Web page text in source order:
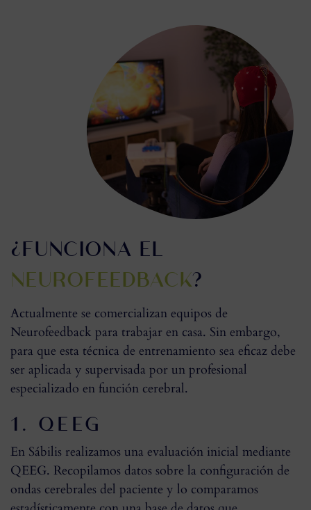
¿FUNCIONA EL
NEUROFEEDBACK?
Actualmente se comercializan equipos de
Neurofeedback para trabajar en casa. Sin embargo,
para que esta técnica de entrenamiento sea eficaz debe
ser aplicada y supervisada por un profesional
especializado en función cerebral.
1. QEEG
En Sábilis realizamos una evaluación inicial mediante
QEEG. Recopilamos datos sobre la configuración de
ondas cerebrales del paciente y lo comparamos